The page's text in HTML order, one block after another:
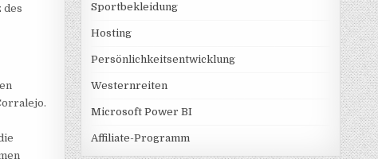
des
Sportbekleidung
Hosting
Persönlichkeitsentwicklung
Westernreiten
Microsoft Power BI
Affiliate-Programm